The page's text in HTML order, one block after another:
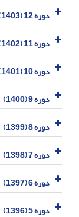
دوره 12 (1403)
دوره 11 (1402)
دوره 10 (1401)
دوره 9 (1400)
دوره 8 (1399)
دوره 7 (1398)
دوره 6 (1397)
دوره 5 (1396)